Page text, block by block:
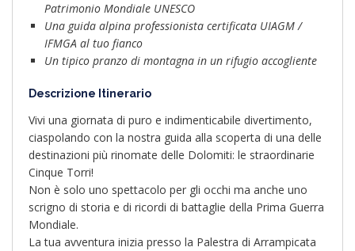
Patrimonio Mondiale UNESCO
Una guida alpina professionista certificata UIAGM /
IFMGA al tuo fianco
Un tipico pranzo di montagna in un rifugio accogliente
Descrizione Itinerario
Vivi una giornata di puro e indimenticabile divertimento,
ciaspolando con la nostra guida alla scoperta di una delle
destinazioni più rinomate delle Dolomiti: le straordinarie
Cinque Torri!
Non è solo uno spettacolo per gli occhi ma anche uno
scrigno di storia e di ricordi di battaglie della Prima Guerra
Mondiale.
La tua avventura inizia presso la Palestra di Arrampicata